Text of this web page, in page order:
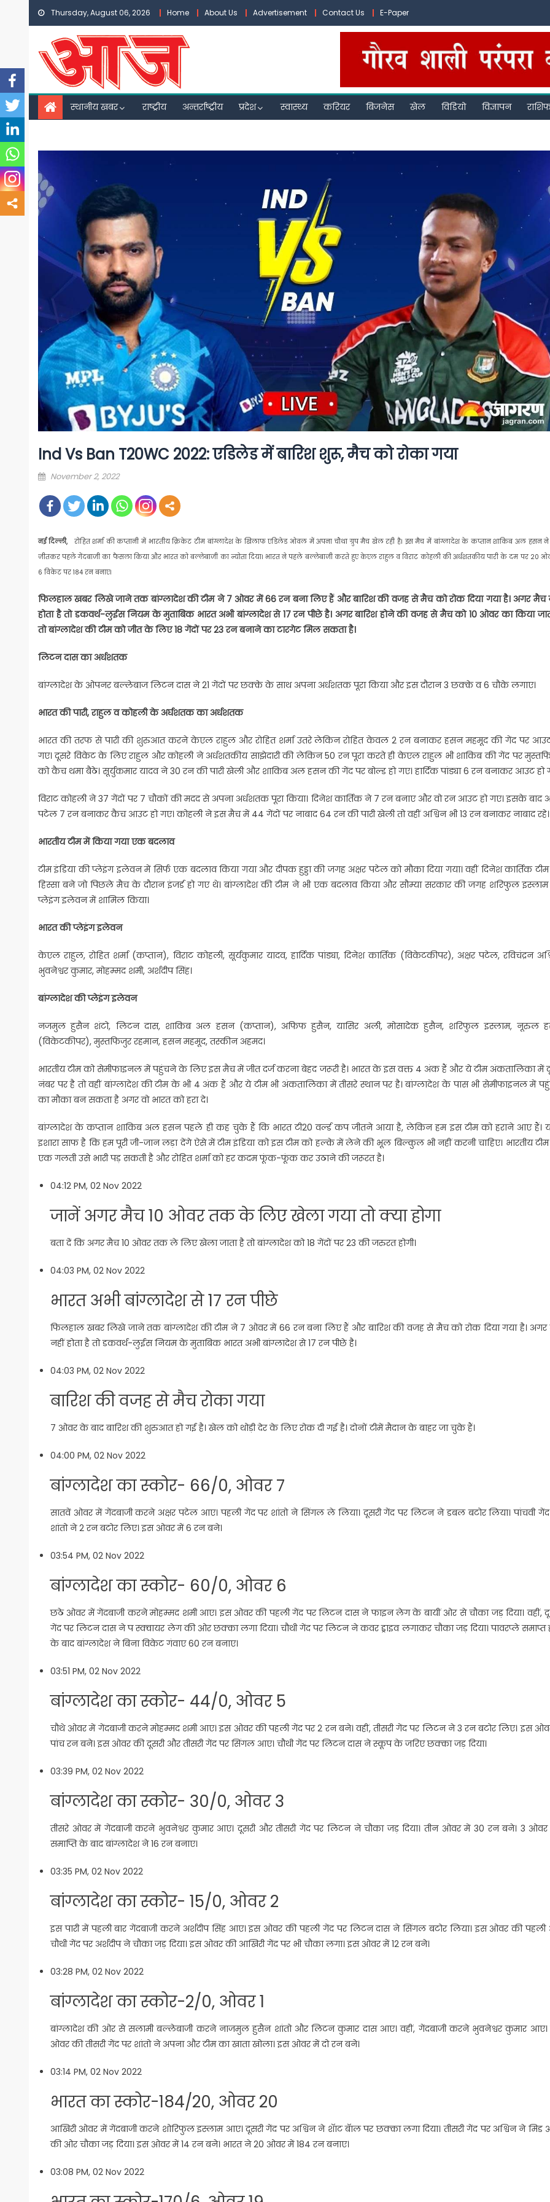
Skip
content
Thursday, August 06, 2026 Home About Us Advertisement Contact Us E-Paper
स्थानीय खबर राष्ट्रीय अन्तर्राष्ट्रीय प्रदेश स्वास्थ्य करियर बिजनेस खेल विडियो विज्ञापन
Ind Vs Ban T20WC 2022: एडिलेड में बारिश शुरू, मैच को रोका गया
Posted
November 2, 2022
नई दिल्ली, रोहित शर्मा की कप्तानी में भारतीय क्रिकेट टीम बांग्लादेश के खिलाफ एडिलेड ओवल में अपना चौथा ग्रुप मैच खेल रही है। इस मैच में बांग्लादेश के कप्तान शाकिब अल हसन ने
जीतकर पहले गेंदबाजी का फैसला किया और भारत को बल्लेबाजी का न्योता दिया। भारत ने पहले बल्लेबाजी करते हुए केएल राहुल व विराट कोहली की अर्धशतकीय पारी के दम पर 20
6 विकेट पर 184 रन बनाए।
फिलहाल खबर लिखे जाने तक बांग्लादेश की टीम ने 7 ओवर में 66 रन बना लिए हैं और बारिश की वजह से मैच को रोक दिया गया है। अगर मैच
होता है तो डकवर्थ-लुईस नियम के मुताबिक भारत अभी बांग्लादेश से 17 रन पीछे है। अगर बारिश होने की वजह से मैच को 10 ओवर का किया
तो बांग्लादेश की टीम को जीत के लिए 18 गेंदों पर 23 रन बनाने का टारगेट मिल सकता है।
लिटन दास का अर्धशतक
बांग्लादेश के ओपनर बल्लेबाज लिटन दास ने 21 गेंदों पर छक्के के साथ अपना अर्धशतक पूरा किया और इस दौरान 3 छक्के व 6 चौके लगाए।
भारत की पारी, राहुल व कोहली के अर्घशतक का अर्धशतक
भारत की तरफ से पारी की शुरुआत करने केएल राहुल और रोहित शर्मा उतरे लेकिन रोहित केवल 2 रन बनाकर हसन महमूद की गेंद पर
गए। दूसरे विकेट के लिए राहुल और कोहली ने अर्धशतकीय साझेदारी की लेकिन 50 रन पूरा करते ही केएल राहुल भी शाकिब की गेंद पर
को कैच थमा बैठे। सूर्युकमार यादव ने 30 रन की पारी खेली और शाकिब अल हसन की गेंद पर बोल्ड हो गए। हार्दिक पांड्या 6 रन बनाकर आउट हो
विराट कोहली ने 37 गेंदों पर 7 चौकों की मदद से अपना अर्धशतक पूरा किया। दिनेश कार्तिक ने 7 रन बनाए और वो रन आउट हो गए। इसके बाद
पटेल 7 रन बनाकर कैच आउट हो गए। कोहली ने इस मैच में 44 गेंदों पर नाबाद 64 रन की पारी खेली तो वहीं अश्विन भी 13 रन बनाकर नाबाद रहे।
भारतीय टीम में किया गया एक बदलाव
टीम इंडिया की प्लेइंग इलेवन में सिर्फ एक बदलाव किया गया और दीपक हुड्डा की जगह अक्षर पटेल को मौका दिया गया। वहीं दिनेश कार्तिक
हिस्सा बने जो पिछले मैच के दौरान इंजर्ड हो गए थे। बांग्लादेश की टीम ने भी एक बदलाव किया और सौम्या सरकार की जगह शरिफुल
प्लेइंग इलेवन में शामिल किया।
भारत की प्लेइंग इलेवन
केएल राहुल, रोहित शर्मा (कप्तान), विराट कोहली, सूर्यकुमार यादव, हार्दिक पांड्या, दिनेश कार्तिक (विकेटकीपर), अक्षर पटेल, रविचंद्रन
भुवनेश्वर कुमार, मोहम्मद शमी, अर्शदीप सिंह।
बांग्लादेश की प्लेइंग इलेवन
नजमुल हुसैन शंटो, लिटन दास, शाकिब अल हसन (कप्तान), अफिफ हुसैन, यासिर अली, मोसादेक हुसैन, शरिफुल इस्लाम, नूरुल
(विकेटकीपर), मुस्तफिजुर रहमान, हसन महमूद, तस्कीन अहमद।
भारतीय टीम को सेमीफाइनल में पहुंचने के लिए इस मैच में जीत दर्ज करना बेहद जरूरी है। भारत के इस वक्त 4 अंक हैं और ये टीम अंकतालिका में
नंबर पर है तो वहीं बांग्लादेश की टीम के भी 4 अंक हैं और ये टीम भी अंकतालिका में तीसरे स्थान पर है। बांग्लादेश के पास भी सेमीफाइनल में
का मौका बन सकता है अगर वो भारत को हरा दे।
बांग्लादेश के कप्तान शाकिब अल हसन पहले ही कह चुके हैं कि भारत टी20 वर्ल्ड कप जीतने आया है, लेकिन हम इस टीम को हराने आए हैं।
इशारा साफ है कि हम पूरी जी-जान लड़ा देंगे ऐसे में टीम इंडिया को इस टीम को हल्के में लेने की भूल बिल्कुल भी नहीं करनी चाहिए। भारतीय
एक गलती उसे भारी पड़ सकती है और रोहित शर्मा को हर कदम फूंक-फूंक कर उठाने की जरूरत है।
04:12 PM, 02 Nov 2022
जानें अगर मैच 10 ओवर तक के लिए खेला गया तो क्या होगा
बता देंं कि अगर मैच 10 ओवर तक ले लिए खेला जाता है तो बांग्लादेश को 18 गेंदों पर 23 की जरुरत होगी।
04:03 PM, 02 Nov 2022
भारत अभी बांग्लादेश से 17 रन पीछे
फिलहाल खबर लिखे जाने तक बांग्लादेश की टीम ने 7 ओवर में 66 रन बना लिए हैं और बारिश की वजह से मैच को रोक दिया गया है।
नहीं होता है तो डकवर्थ-लुईस नियम के मुताबिक भारत अभी बांग्लादेश से 17 रन पीछे है।
04:03 PM, 02 Nov 2022
बारिश की वजह से मैच रोका गया
7 ओवर के बाद बारिश की शुरुआत हो गई है। खेल को थोड़ी देर के लिए रोक दी गई है। दोनों टीमें मैदान के बाहर जा चुके हैं।
04:00 PM, 02 Nov 2022
बांग्लादेश का स्कोर- 66/0, ओवर 7
सातवें ओवर में गेंदबाजी करने अक्षर पटेल आए। पहली गेंद पर शांतो ने सिंगल ले लिया। दूसरी गेंद पर लिटन ने डबल बटोर लिया। पांचवी
शांतो ने 2 रन बटोर लिए। इस ओवर में 6 रन बने।
03:54 PM, 02 Nov 2022
बांग्लादेश का स्कोर- 60/0, ओवर 6
छठे ओवर में गेंदबाजी करने मोहम्मद शमी आए। इस ओवर की पहली गेंद पर लिटन दास ने फाइन लेग के बायीं ओर से चौका जड़ दिया। वहीं,
गेंद पर लिटन दास ने प स्‍क्‍वायर लेग की ओर छक्का लगा दिया। चौथी गेंद पर लिटन ने कवर ड्राइव लगाकर चौका जड़ दिया। पावरप्ले समाप्त
के बाद बांग्लादेश ने बिना विकेट गंवाए 60 रन बनाए।
03:51 PM, 02 Nov 2022
बांग्लादेश का स्कोर- 44/0, ओवर 5
चौथे ओवर में गेंदबाजी करने मोहम्मद शमी आए। इस ओवर की पहली गेंद पर 2 रन बने। वहीं, तीसरी गेंद पर लिटन ने 3 रन बटोर लिए। इस
पांच रन बने। इस ओवर की दूसरी और तीसरी गेंद पर सिंगल आए। चौथी गेंद पर लिटन दास ने स्कूप के जरिए छक्का जड़ दिया।
03:39 PM, 02 Nov 2022
बांग्लादेश का स्कोर- 30/0, ओवर 3
तीसरे ओवर में गेंदबाजी करने भुवनेश्वर कुमार आए। दूसरी और तीसरी गेंद पर लिटन ने चौका जड़ दिया। तीन ओवर में 30 रन बने। 3
समाप्ति के बाद बांग्लादेश ने 16 रन बनाए।
03:35 PM, 02 Nov 2022
बांग्लादेश का स्कोर- 15/0, ओवर 2
इस पारी में पहली बार गेंदबाजी करने अर्शदीप सिंह आए। इस ओवर की पहली गेंद पर लिटन दास ने सिंगल बटोर लिया। इस ओवर की
चौथी गेंद पर अर्शदीप ने चौका जड़ दिया। इस ओवर की आखिरी गेंद पर भी चौका लगा। इस ओवर में 12 रन बने।
03:28 PM, 02 Nov 2022
बांग्लादेश का स्कोर-2/0, ओवर 1
बांग्लादेश की ओर से सलामी बल्लेबाजी करने नाजमुल हुसैन शांतो और लिटन कुमार दास आए। वहीं, गेंदबाजी करने भुवनेश्वर कुमार
ओवर की तीसरी गेंद पर शांतो ने अपना और टीम का खाता खोला। इस ओवर में दो रन बने।
03:14 PM, 02 Nov 2022
भारत का स्कोर-184/20, ओवर 20
आखिरी ओवर में गेंदबाजी करने शोरिफुल इस्लाम आए। दूसरी गेंद पर अश्विन ने शॅाट बॅाल पर छक्का लगा दिया। तीसरी गेंद पर अश्विन ने
की ओर चौका जड़ दिया। इस ओवर में 14 रन बने। भारत ने 20 ओवर में 184 रन बनाए।
03:08 PM, 02 Nov 2022